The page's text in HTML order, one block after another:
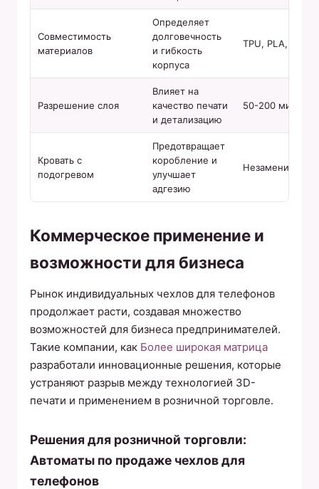
Совместимость
материалов
Определяет
долговечность
и гибкость
корпуса
TPU, PLA, PETG
Разрешение слоя
Влияет на
качество печати
и детализацию
50-200 микрон
Кровать с
подогревом
Предотвращает
коробление и
улучшает
адгезию
Незаменим для
Коммерческое применение и
возможности для бизнеса
Рынок индивидуальных чехлов для телефонов
продолжает расти, создавая множество
возможностей для бизнеса предпринимателей.
Такие компании, как Более широкая матрица
разработали инновационные решения, которые
устраняют разрыв между технологией 3D-
печати и применением в розничной торговле.
Решения для розничной торговли:
Автоматы по продаже чехлов для
телефонов